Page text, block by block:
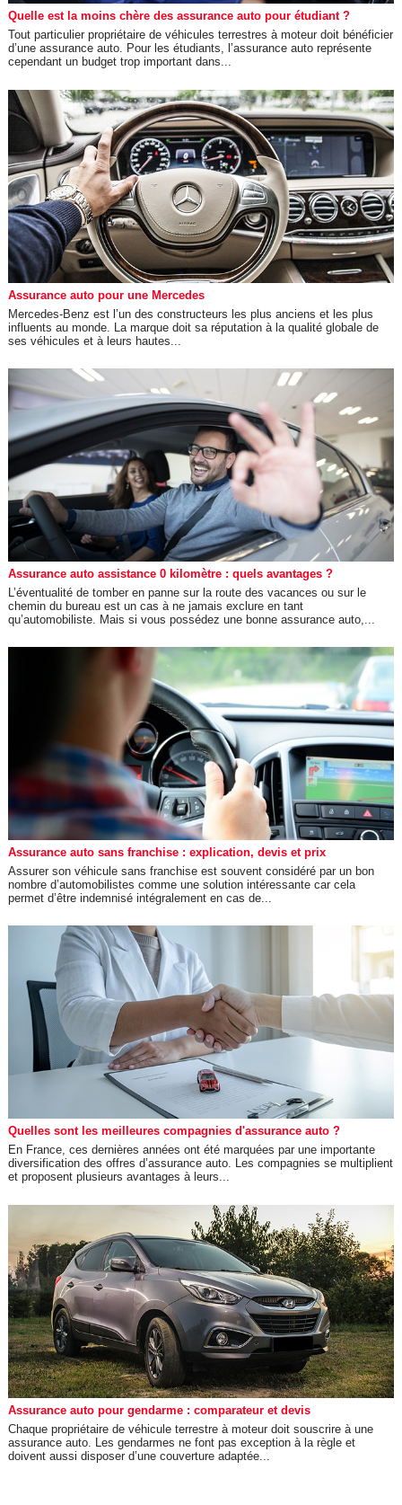
Quelle est la moins chère des assurance auto pour étudiant ?
Tout particulier propriétaire de véhicules terrestres à moteur doit bénéficier
d’une assurance auto. Pour les étudiants, l’assurance auto représente
cependant un budget trop important dans...
Assurance auto pour une Mercedes
Mercedes-Benz est l’un des constructeurs les plus anciens et les plus
influents au monde. La marque doit sa réputation à la qualité globale de
ses véhicules et à leurs hautes...
Assurance auto assistance 0 kilomètre : quels avantages ?
L’éventualité de tomber en panne sur la route des vacances ou sur le
chemin du bureau est un cas à ne jamais exclure en tant
qu’automobiliste. Mais si vous possédez une bonne assurance auto,...
Assurance auto sans franchise : explication, devis et prix
Assurer son véhicule sans franchise est souvent considéré par un bon
nombre d’automobilistes comme une solution intéressante car cela
permet d’être indemnisé intégralement en cas de...
Quelles sont les meilleures compagnies d'assurance auto ?
En France, ces dernières années ont été marquées par une importante
diversification des offres d’assurance auto. Les compagnies se multiplient
et proposent plusieurs avantages à leurs...
Assurance auto pour gendarme : comparateur et devis
Chaque propriétaire de véhicule terrestre à moteur doit souscrire à une
assurance auto. Les gendarmes ne font pas exception à la règle et
doivent aussi disposer d’une couverture adaptée...